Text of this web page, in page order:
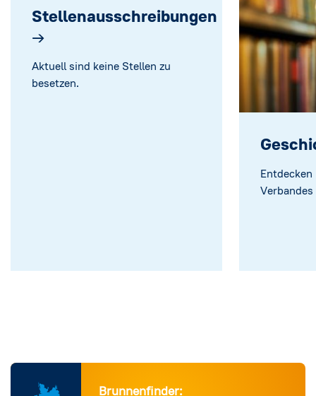
Stellenausschreibungen
→
Aktuell sind keine Stellen zu
besetzen.
Brunnenfinder: